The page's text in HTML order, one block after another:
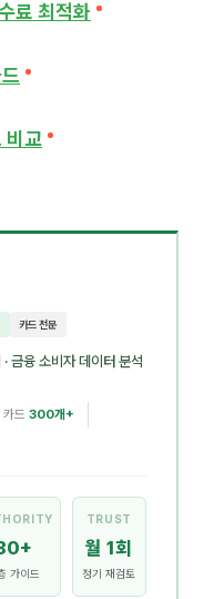
료 최적화
비교
카드 전문
· 금융 소비자 데이터 분석
카드 300개+
가이드
TRUST
월 1회
정기 재검토